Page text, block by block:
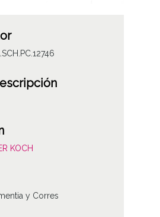
KOCH
y Corres